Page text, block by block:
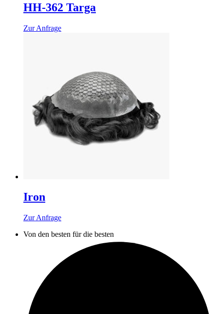
HH-362 Targa
Zur Anfrage
Iron
Zur Anfrage
Von den besten für die besten